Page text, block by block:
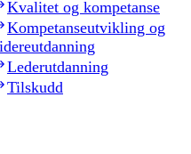
Kvalitet og kompetanse
Kompetanseutvikling og
Lederutdanning
Tilskudd